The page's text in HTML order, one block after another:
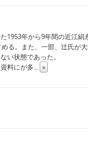
年から9年間の近江
る。また、一部、辻氏が
い状態であった。
料にが多... »